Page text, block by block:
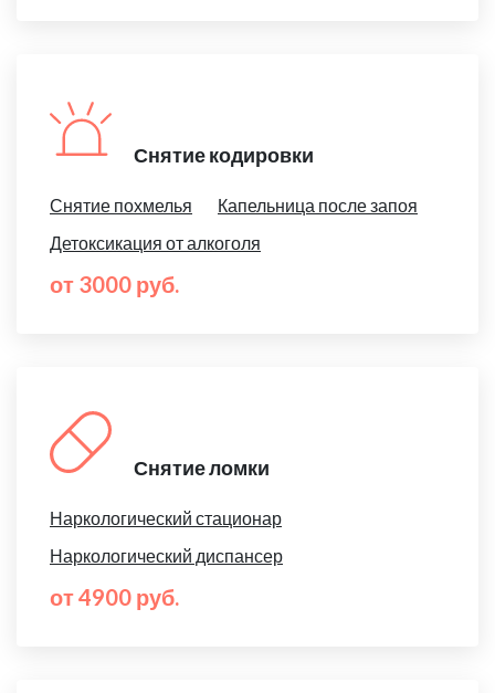
Снятие кодировки
Снятие похмелья
Капельница после запоя
Детоксикация от алкоголя
от 3000 руб.
Снятие ломки
Наркологический стационар
Наркологический диспансер
от 4900 руб.